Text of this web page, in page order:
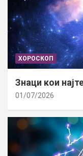
ХОРОСКОП
Знаци кои
01/07/2026